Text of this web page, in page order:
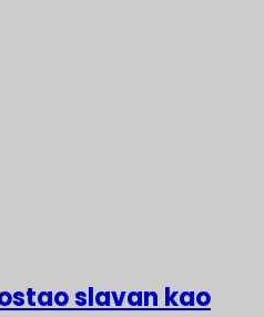
slavan kao